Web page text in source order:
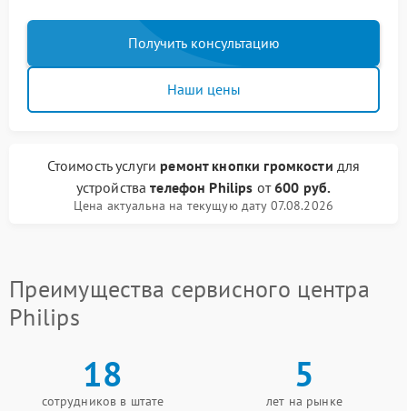
Получить консультацию
Наши цены
Стоимость услуги ремонт кнопки громкости для
устройствателефон Philips от600 руб.
Цена актуальна на текущую дату 07.08.2026
Преимущества сервисного центра
Philips
18
сотрудников в штате
5
лет на рынке